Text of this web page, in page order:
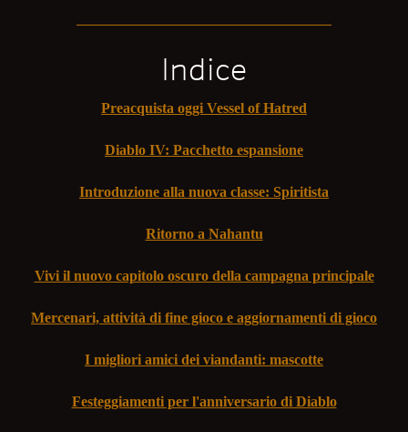
Indice
Preacquista oggi Vessel of Hatred
Diablo IV: Pacchetto espansione
Introduzione alla nuova classe: Spiritista
Ritorno a Nahantu
Vivi il nuovo capitolo oscuro della campagna principale
Mercenari, attività di fine gioco e aggiornamenti di gioco
I migliori amici dei viandanti: mascotte
Festeggiamenti per l'anniversario di Diablo